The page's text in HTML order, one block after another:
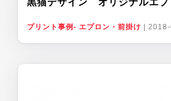
黒猫デザイン オリジナルエプ
プリント事例- エプロン・前掛け